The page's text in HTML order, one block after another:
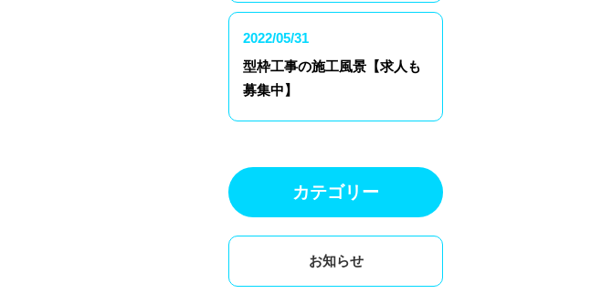
2022/05/31
型枠工事の施工風景【求人も
募集中】
カテゴリー
お知らせ